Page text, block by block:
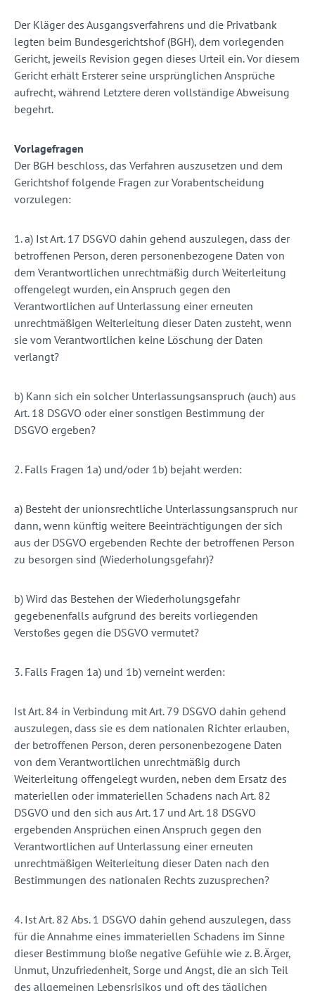
Der Kläger des Ausgangsverfahrens und die Privatbank
legten beim Bundesgerichtshof (BGH), dem vorlegenden
Gericht, jeweils Revision gegen dieses Urteil ein. Vor diesem
Gericht erhält Ersterer seine ursprünglichen Ansprüche
aufrecht, während Letztere deren vollständige Abweisung
begehrt.
Vorlagefragen
Der BGH beschloss, das Verfahren auszusetzen und dem
Gerichtshof folgende Fragen zur Vorabentscheidung
vorzulegen:
1. a) Ist Art. 17 DSGVO dahin gehend auszulegen, dass der
betroffenen Person, deren personenbezogene Daten von
dem Verantwortlichen unrechtmäßig durch Weiterleitung
offengelegt wurden, ein Anspruch gegen den
Verantwortlichen auf Unterlassung einer erneuten
unrechtmäßigen Weiterleitung dieser Daten zusteht, wenn
sie vom Verantwortlichen keine Löschung der Daten
verlangt?
b) Kann sich ein solcher Unterlassungsanspruch (auch) aus
Art. 18 DSGVO oder einer sonstigen Bestimmung der
DSGVO ergeben?
2. Falls Fragen 1a) und/oder 1b) bejaht werden:
a) Besteht der unionsrechtliche Unterlassungsanspruch nur
dann, wenn künftig weitere Beeinträchtigungen der sich
aus der DSGVO ergebenden Rechte der betroffenen Person
zu besorgen sind (Wiederholungsgefahr)?
b) Wird das Bestehen der Wiederholungsgefahr
gegebenenfalls aufgrund des bereits vorliegenden
Verstoßes gegen die DSGVO vermutet?
3. Falls Fragen 1a) und 1b) verneint werden:
Ist Art. 84 in Verbindung mit Art. 79 DSGVO dahin gehend
auszulegen, dass sie es dem nationalen Richter erlauben,
der betroffenen Person, deren personenbezogene Daten
von dem Verantwortlichen unrechtmäßig durch
Weiterleitung offengelegt wurden, neben dem Ersatz des
materiellen oder immateriellen Schadens nach Art. 82
DSGVO und den sich aus Art. 17 und Art. 18 DSGVO
ergebenden Ansprüchen einen Anspruch gegen den
Verantwortlichen auf Unterlassung einer erneuten
unrechtmäßigen Weiterleitung dieser Daten nach den
Bestimmungen des nationalen Rechts zuzusprechen?
4. Ist Art. 82 Abs. 1 DSGVO dahin gehend auszulegen, dass
für die Annahme eines immateriellen Schadens im Sinne
dieser Bestimmung bloße negative Gefühle wie z. B. Ärger,
Unmut, Unzufriedenheit, Sorge und Angst, die an sich Teil
des allgemeinen Lebensrisikos und oft des täglichen